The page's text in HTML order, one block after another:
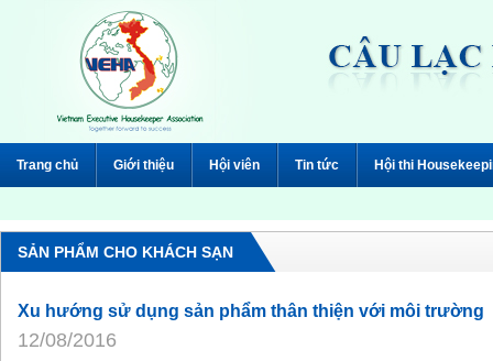
Trang chủ Giới thiệu Hội viên Tin tức Hội thi
SẢN PHẨM CHO KHÁCH SẠN
Xu hướng sử dụng sản phẩm thân thiện với môi trường
12/08/2016